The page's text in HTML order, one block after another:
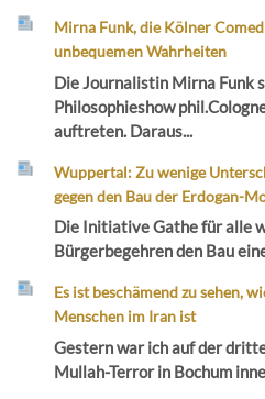
Mirna Funk, die Kölner
unbequemen Wahrheiten
Die Journalistin Mirna Funk
Philosophieshow
auftreten. Daraus...
Wuppertal: Zu wenige
gegen den Bau der Erdogan-
Die Initiative Gathe für alle
Bürgerbegehren den Bau
Es ist beschämend zu sehen,
Menschen im Iran ist
Gestern war ich auf der
Mullah-Terror in Bochum